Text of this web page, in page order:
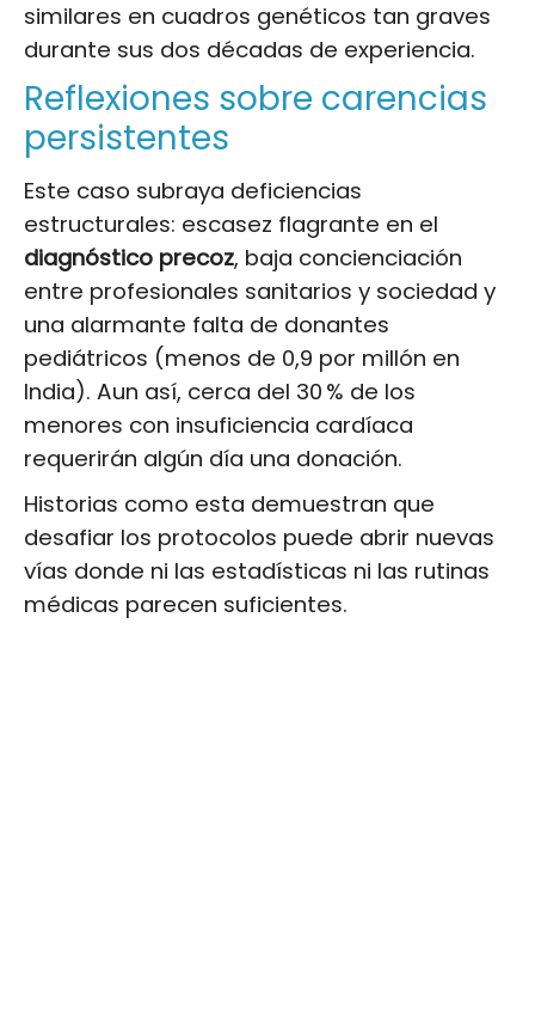
similares en cuadros genéticos tan graves
durante sus dos décadas de experiencia.
Reflexiones sobre carencias
persistentes
Este caso subraya deficiencias
estructurales: escasez flagrante en el
diagnóstico precoz, baja concienciación
entre profesionales sanitarios y sociedad y
una alarmante falta de donantes
pediátricos (menos de 0,9 por millón en
India). Aun así, cerca del 30 % de los
menores con insuficiencia cardíaca
requerirán algún día una donación.
Historias como esta demuestran que
desafiar los protocolos puede abrir nuevas
vías donde ni las estadísticas ni las rutinas
médicas parecen suficientes.